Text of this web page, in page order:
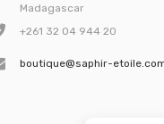
Madagascar
+261 32 04 944 20
boutique@saphir-